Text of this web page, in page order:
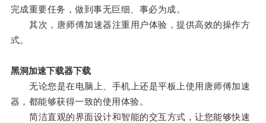
完成重要任务，做到事无巨细、事必为成。
其次，唐师傅加速器注重用户体验，提供高效的操作方
式。
黑洞加速下载器下载
无论您是在电脑上、手机上还是平板上使用唐师傅加速
器，都能够获得一致的使用体验。
简洁直观的界面设计和智能的交互方式，让您能够快速